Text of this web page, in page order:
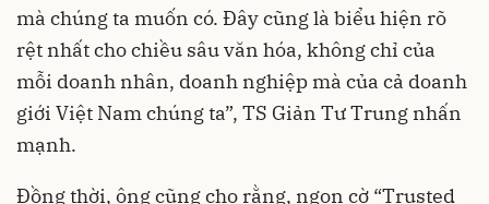
mà chúng ta muốn có. Đây cũng là biểu hiện rõ
rệt nhất cho chiều sâu văn hóa, không chỉ của
mỗi doanh nhân, doanh nghiệp mà của cả doanh
giới Việt Nam chúng ta”, TS Giản Tư Trung nhấn
mạnh.
Đồng thời, ông cũng cho rằng, ngọn cờ “Trusted